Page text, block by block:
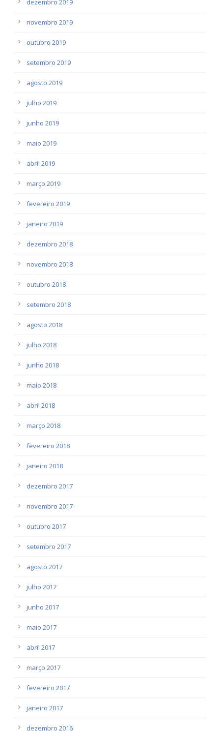
dezembro 2019
novembro 2019
outubro 2019
setembro 2019
agosto 2019
julho 2019
junho 2019
maio 2019
abril 2019
março 2019
fevereiro 2019
janeiro 2019
dezembro 2018
novembro 2018
outubro 2018
setembro 2018
agosto 2018
julho 2018
junho 2018
maio 2018
abril 2018
março 2018
fevereiro 2018
janeiro 2018
dezembro 2017
novembro 2017
outubro 2017
setembro 2017
agosto 2017
julho 2017
junho 2017
maio 2017
abril 2017
março 2017
fevereiro 2017
janeiro 2017
dezembro 2016